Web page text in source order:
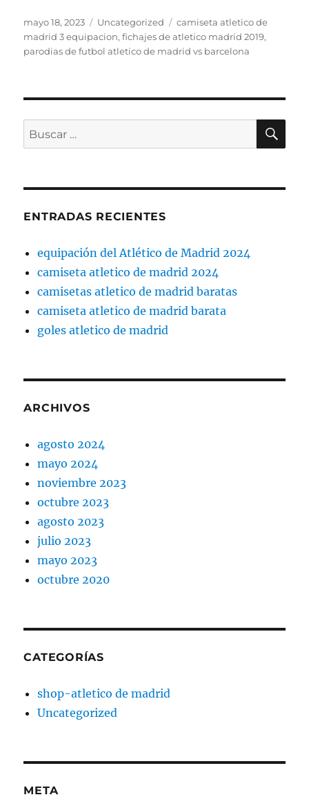
Publicado
el
mayo 18, 2023 Categorías
Uncategorized Etiquetas
camiseta atletico de
madrid 3 equipacion,fichajes de atletico madrid 2019,
parodias de futbol atletico de madrid vs barcelona
Buscar
por:
ENTRADAS RECIENTES
equipación del Atlético de Madrid 2024
camiseta atletico de madrid 2024
camisetas atletico de madrid baratas
camiseta atletico de madrid barata
goles atletico de madrid
ARCHIVOS
agosto 2024
mayo 2024
noviembre 2023
octubre 2023
agosto 2023
julio 2023
mayo 2023
octubre 2020
CATEGORÍAS
shop-atletico de madrid
Uncategorized
META